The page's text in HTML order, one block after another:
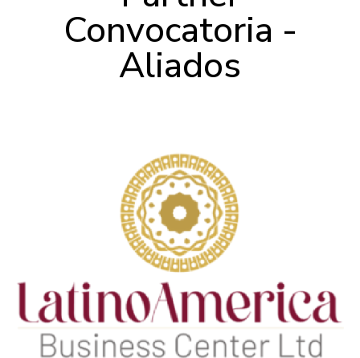
Convocatoria -
Aliados